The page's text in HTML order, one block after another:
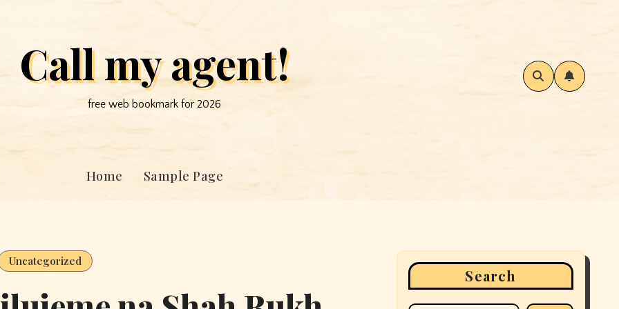
Call my agent!
free web bookmark for 2026
Home Sample Page
Uncategorized
Search